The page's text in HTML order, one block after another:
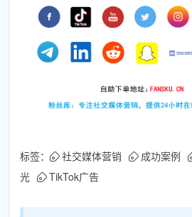
标签： 社交媒体营销 成功案例
光
TikTok广告